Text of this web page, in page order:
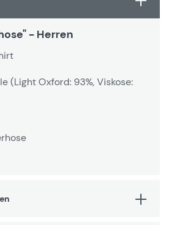
- Herren
(Light Oxford: 93%, Viskose: